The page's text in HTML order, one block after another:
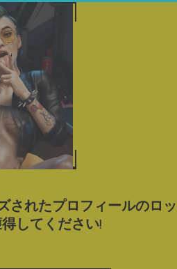
ロード ブログ
ノゲーム📚
されたプロフィールのロ
してください!